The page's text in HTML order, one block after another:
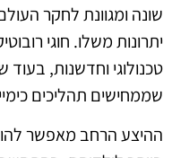
שונה ומגוונת לחקר
יתרונות משלו. חוגי
טכנולוגי וחדשנות, בעוד
שממחישים תהליכים
ההיצע הרחב מאפשר